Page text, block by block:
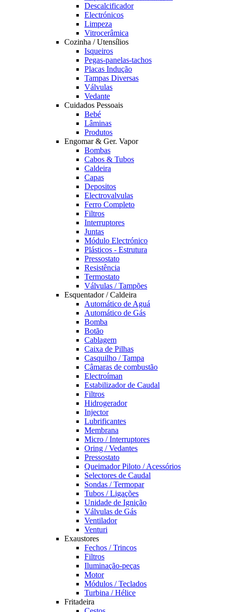
Descalcificador
Electrónicos
Limpeza
Vitrocerâmica
Cozinha / Utensílios
Isqueiros
Pegas-panelas-tachos
Placas Indução
Tampas Diversas
Válvulas
Vedante
Cuidados Pessoais
Bebé
Lâminas
Produtos
Engomar & Ger. Vapor
Bombas
Cabos & Tubos
Caldeira
Capas
Depositos
Electrovalvulas
Ferro Completo
Filtros
Interruptores
Juntas
Módulo Electrónico
Plásticos - Estrutura
Pressostato
Resistência
Termostato
Válvulas / Tampões
Esquentador / Caldeira
Automático de Aguá
Automático de Gás
Bomba
Botão
Cablagem
Caixa de Pilhas
Casquilho / Tampa
Câmaras de combustão
Electroíman
Estabilizador de Caudal
Filtros
Hidrogerador
Injector
Lubrificantes
Membrana
Micro / Interruptores
Oring / Vedantes
Pressostato
Queimador Piloto / Acessórios
Selectores de Caudal
Sondas / Termopar
Tubos / Ligações
Unidade de Ignição
Válvulas de Gás
Ventilador
Venturi
Exaustores
Fechos / Trincos
Filtros
Iluminação-peças
Motor
Módulos / Teclados
Turbina / Hélice
Fritadeira